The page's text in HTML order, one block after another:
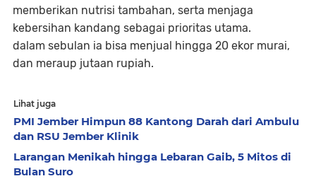
memberikan nutrisi tambahan, serta menjaga
kebersihan kandang sebagai prioritas utama.
dalam sebulan ia bisa menjual hingga 20 ekor murai,
dan meraup jutaan rupiah.
Lihat juga
PMI Jember Himpun 88 Kantong Darah dari Ambulu
dan RSU Jember Klinik
Larangan Menikah hingga Lebaran Gaib, 5 Mitos di
Bulan Suro